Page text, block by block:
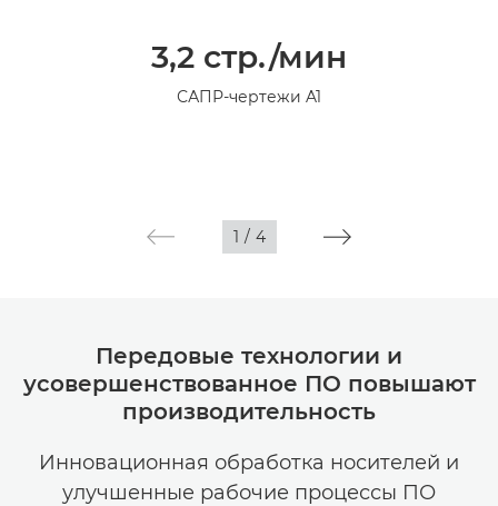
Технические характеристики3,2 стр./мин
САПР-чертежи A1
1 / 4
Передовые технологии и
усовершенствованное ПО повышают
производительность
Инновационная обработка носителей и
улучшенные рабочие процессы ПО